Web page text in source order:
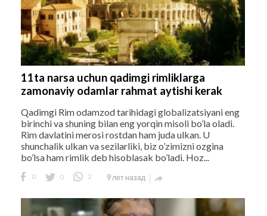
11ta narsa uchun qadimgi rimliklarga
zamonaviy odamlar rahmat aytishi kerak
Qadimgi Rim odamzod tarihidagi globalizatsiyani eng
birinchi va shuning bilan eng yorqin misoli bo’la oladi.
Rim davlatini merosi rostdan ham juda ulkan. U
shunchalik ulkan va sezilarliki, biz o’zimizni ozgina
bo’lsa ham rimlik deb hisoblasak bo’ladi. Hoz...
0 0 2 9 лет назад 